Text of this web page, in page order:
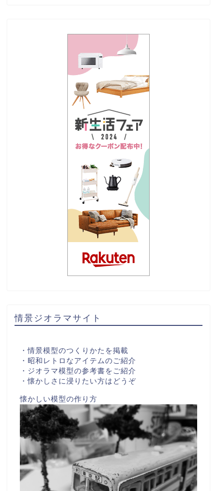
情景ジオラマサイト
・情景模型のつくりかたを掲載
・昭和レトロなアイテムのご紹介
・ジオラマ模型の参考書をご紹介
・懐かしさに浸りたい方はどうぞ
懐かしい模型の作り方